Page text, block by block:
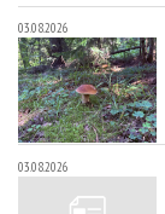
03.08.2026
03.08.2026